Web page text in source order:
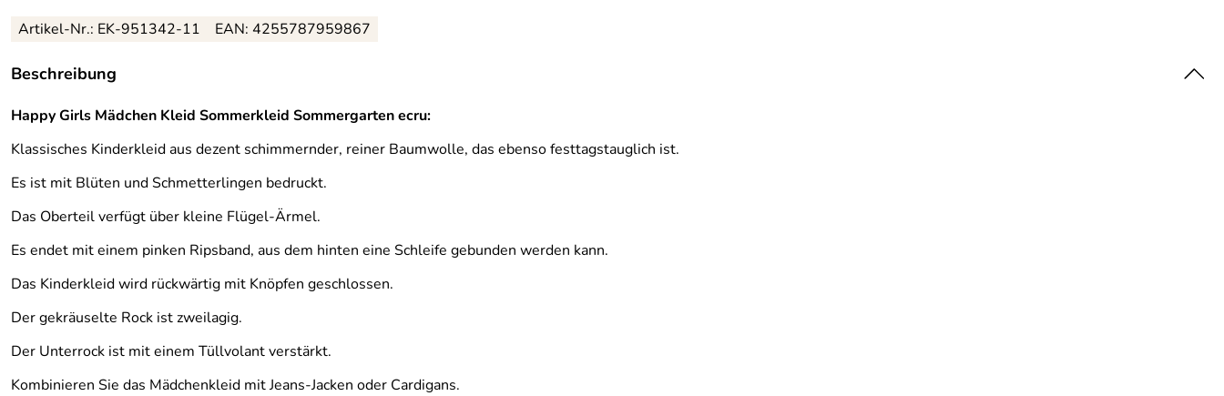
Artikel-Nr.: EK-951342-11 EAN: 4255787959867
Beschreibung
Happy Girls Mädchen Kleid Sommerkleid Sommergarten ecru:
Klassisches Kinderkleid aus dezent schimmernder, reiner Baumwolle, das ebenso festtagstauglich ist.
Es ist mit Blüten und Schmetterlingen bedruckt.
Das Oberteil verfügt über kleine Flügel-Ärmel.
Es endet mit einem pinken Ripsband, aus dem hinten eine Schleife gebunden werden kann.
Das Kinderkleid wird rückwärtig mit Knöpfen geschlossen.
Der gekräuselte Rock ist zweilagig.
Der Unterrock ist mit einem Tüllvolant verstärkt.
Kombinieren Sie das Mädchenkleid mit Jeans-Jacken oder Cardigans.